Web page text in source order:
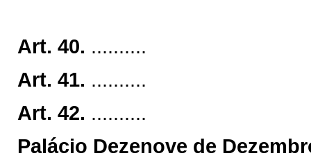
Art. 40. ..........
Art. 41. ..........
Art. 42. ..........
Palácio Dezenove de